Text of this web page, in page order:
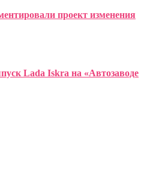
проект изменения
Lada Iskra на «Автозаводе